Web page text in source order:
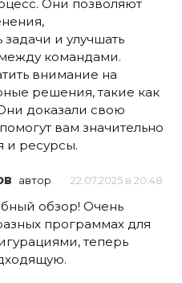
Они позволяют
задачи и улучшать
командами.
внимание на
решения, такие как
доказали свою
вам значительно
и ресурсы.
автор 22.07.2025 в 20:48
обзор! Очень
программах для
теперь